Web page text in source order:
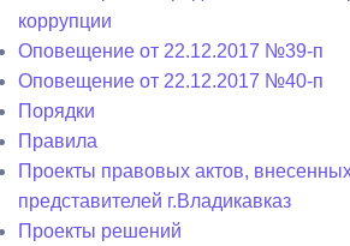
коррупции
Оповещение от 22.12.2017 №39-п
Оповещение от 22.12.2017 №40-п
Порядки
Правила
Проекты правовых актов,
представителей г.Владикавказ
Проекты решений